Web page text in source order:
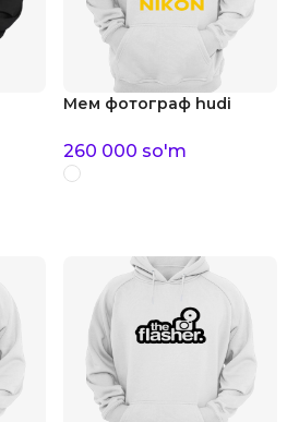
Мем фотограф hudi
260 000 so'm